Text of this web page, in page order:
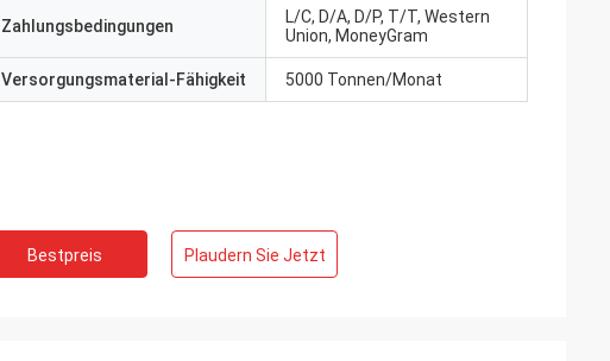
Zahlungsbedingungen
L/C, D/A, D/P, T/T, Western
Union, MoneyGram
Versorgungsmaterial-Fähigkeit 5000 Tonnen/Monat
Bestpreis Plaudern Sie Jetzt